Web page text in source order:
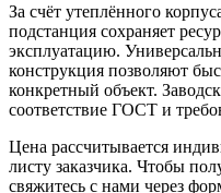
За счёт утеплённого
подстанция сохраняет
эксплуатацию.
конструкция позволяют
конкретный объект.
соответствие ГОСТ и
Цена рассчитывается
листу заказчика. Чтобы
свяжитесь с нами через